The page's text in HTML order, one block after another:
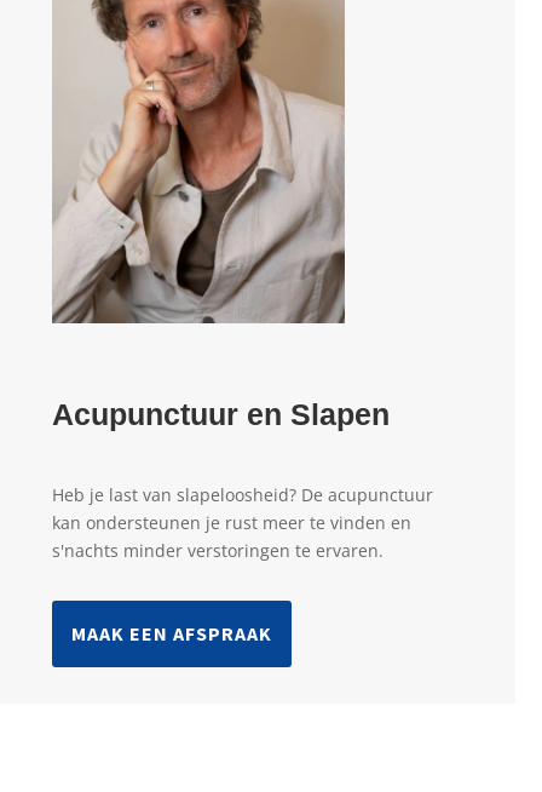
Acupunctuur en Slapen
Heb je last van slapeloosheid? De acupunctuur
kan ondersteunen je rust meer te vinden en
s'nachts minder verstoringen te ervaren.
MAAK EEN AFSPRAAK